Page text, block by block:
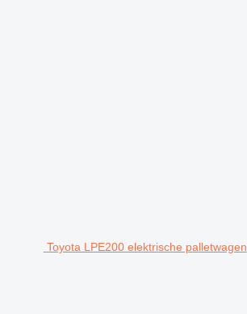
Toyota LPE200 elektrische palletwagen